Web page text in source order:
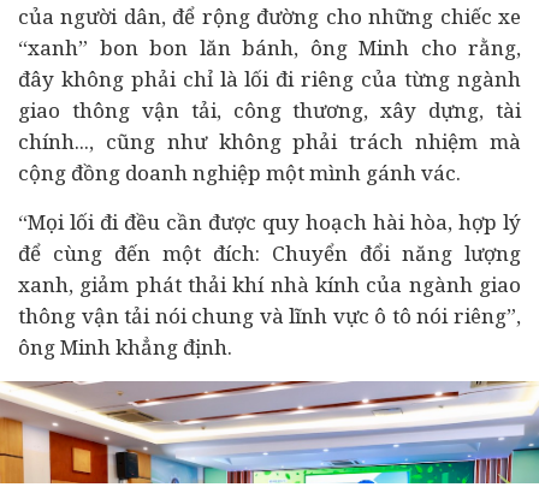
của người dân, để rộng đường cho những chiếc xe
“xanh” bon bon lăn bánh, ông Minh cho rằng,
đây không phải chỉ là lối đi riêng của từng ngành
giao thông vận tải, công thương, xây dựng, tài
chính..., cũng như không phải trách nhiệm mà
cộng đồng doanh nghiệp một mình gánh vác.
“Mọi lối đi đều cần được quy hoạch hài hòa, hợp lý
để cùng đến một đích: Chuyển đổi năng lượng
xanh, giảm phát thải khí nhà kính của ngành giao
thông vận tải nói chung và lĩnh vực ô tô nói riêng”,
ông Minh khẳng định.